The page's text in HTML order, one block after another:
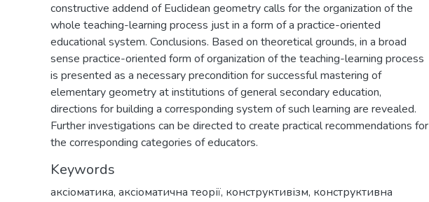
constructive addend of Euclidean geometry calls for the organization of the
whole teaching-learning process just in a form of a practice-oriented
educational system. Conclusions. Based on theoretical grounds, in a broad
sense practice-oriented form of organization of the teaching-learning process
is presented as a necessary precondition for successful mastering of
elementary geometry at institutions of general secondary education,
directions for building a corresponding system of such learning are revealed.
Further investigations can be directed to create practical recommendations for
the corresponding categories of educators.
Keywords
аксіоматика, аксіоматична теорії, конструктивізм, конструктивна